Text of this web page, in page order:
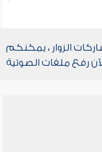
الزوار ، يمكنكم
رفع ملفات الصوتية